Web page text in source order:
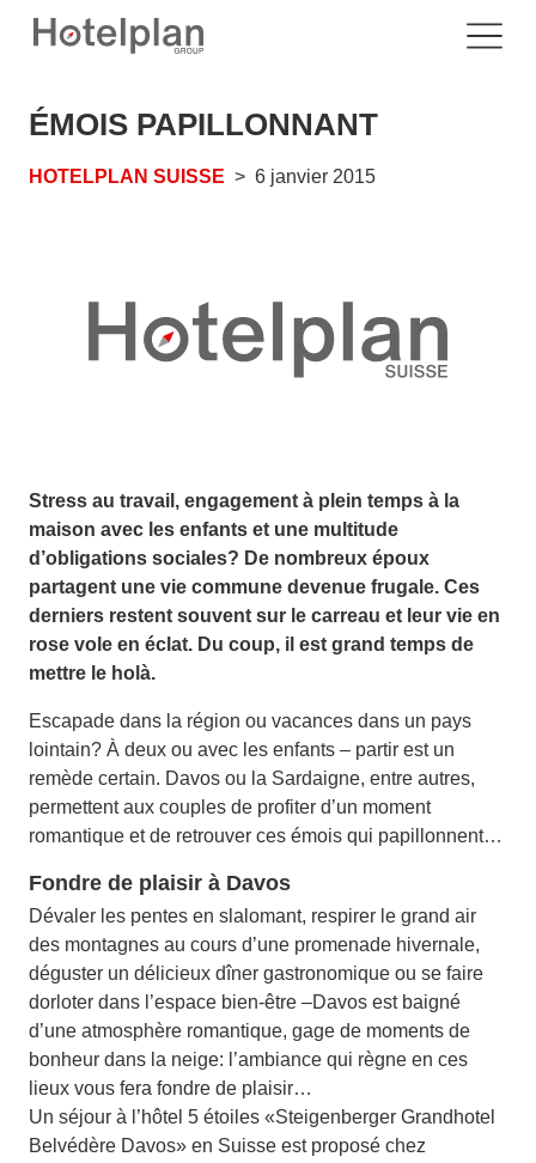
ÉMOIS PAPILLONNANT
HOTELPLAN SUISSE 6 janvier 2015
Stress au travail, engagement à plein temps à la
maison avec les enfants et une multitude
d’obligations sociales? De nombreux époux
partagent une vie commune devenue frugale. Ces
derniers restent souvent sur le carreau et leur vie en
rose vole en éclat. Du coup, il est grand temps de
mettre le holà.
Escapade dans la région ou vacances dans un pays
lointain? À deux ou avec les enfants – partir est un
remède certain. Davos ou la Sardaigne, entre autres,
permettent aux couples de profiter d’un moment
romantique et de retrouver ces émois qui papillonnent…
Fondre de plaisir à Davos
Dévaler les pentes en slalomant, respirer le grand air
des montagnes au cours d’une promenade hivernale,
déguster un délicieux dîner gastronomique ou se faire
dorloter dans l’espace bien-être –Davos est baigné
d’une atmosphère romantique, gage de moments de
bonheur dans la neige: l’ambiance qui règne en ces
lieux vous fera fondre de plaisir…
Un séjour à l’hôtel 5 étoiles «Steigenberger Grandhotel
Belvédère Davos» en Suisse est proposé chez